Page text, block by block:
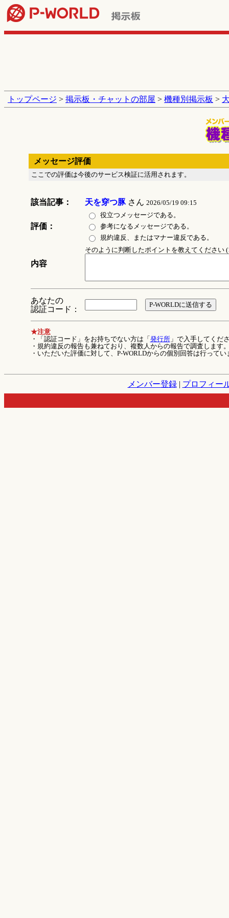
トップページ > 掲示板・チャットの部屋 > 機種別掲示板 >
メッセージ評価
ここでの評価は今後のサービス検証に活用されます。
該当記事： 天を穿つ豚さん 2026/05/19 09:15
評価：
役立つメッセージである。
参考になるメッセージである。
規約違反、またはマナー違反である。
内容
そのように判断したポイントを教えてください
あなたの
認証コード：
★注意
・「認証コード」をお持ちでない方は「 発行所」で入手してくだ
・規約違反の報告も兼ねており、複数人からの報告で調査します
・いただいた評価に対して、P-WORLDからの個別回答は行ってい
メンバー登録| プロフィー